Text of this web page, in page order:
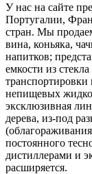
У нас на сайте
Португалии,
стран. Мы
вина, коньяка,
напитков;
емкости из
непищевых
эксклюзивная
дерева, из-под
постоянного
дистиллерами и
расширяется.